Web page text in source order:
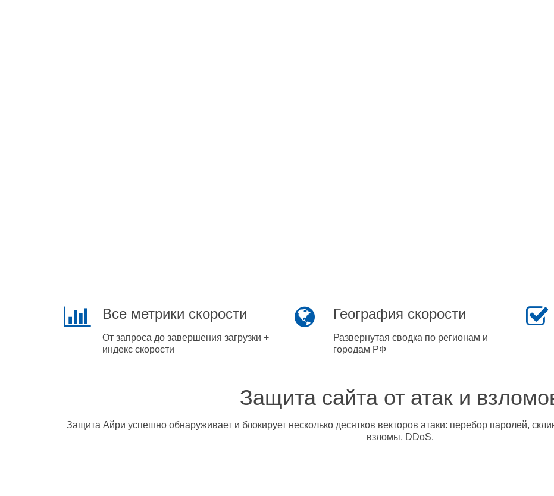
Все метрики скорости
От запроса до завершения загрузки +
индекс скорости
География скорости
Развернутая сводка по регионам и
городам РФ
Защита сайта от атак и
Защита Айри успешно обнаруживает и блокирует несколько десятков векторов атаки: перебор паролей,
взломы, DDoS.